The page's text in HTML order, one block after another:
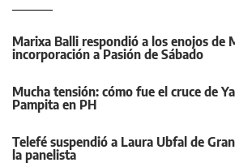
Marixa Balli respondió a los enojos de
incorporación a Pasión de Sábado
Mucha tensión: cómo fue el cruce de
Pampita en PH
Telefé suspendió a Laura Ubfal de
la panelista